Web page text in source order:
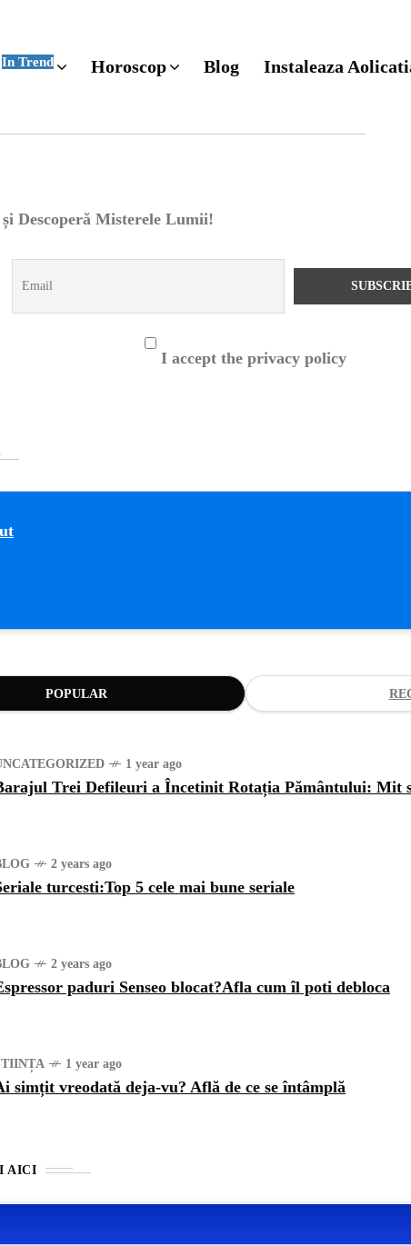
In Trend Horoscop Blog Instaleaza
Descoperă Misterele Lumii!
I accept the privacy policy
POPULAR
1 year ago
Trei Defileuri a Încetinit Rotația Pământului: Mit
2 years ago
turcesti:Top 5 cele mai bune seriale
2 years ago
paduri Senseo blocat?Afla cum îl poti debloca
1 year ago
simțit vreodată deja-vu? Află de ce se întâmplă
AICI